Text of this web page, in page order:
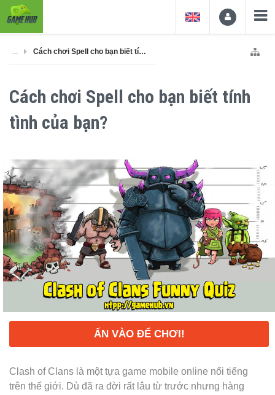
... Cách chơi Spell cho bạn biết tính tình của bạn?
Cách chơi Spell cho bạn biết tính
tình của bạn?
ẤN VÀO ĐỂ CHƠI!
Clash of Clans là một tựa game mobile online nổi tiếng
trên thế giới. Dù đã ra đời rất lâu từ trước nhưng hàng